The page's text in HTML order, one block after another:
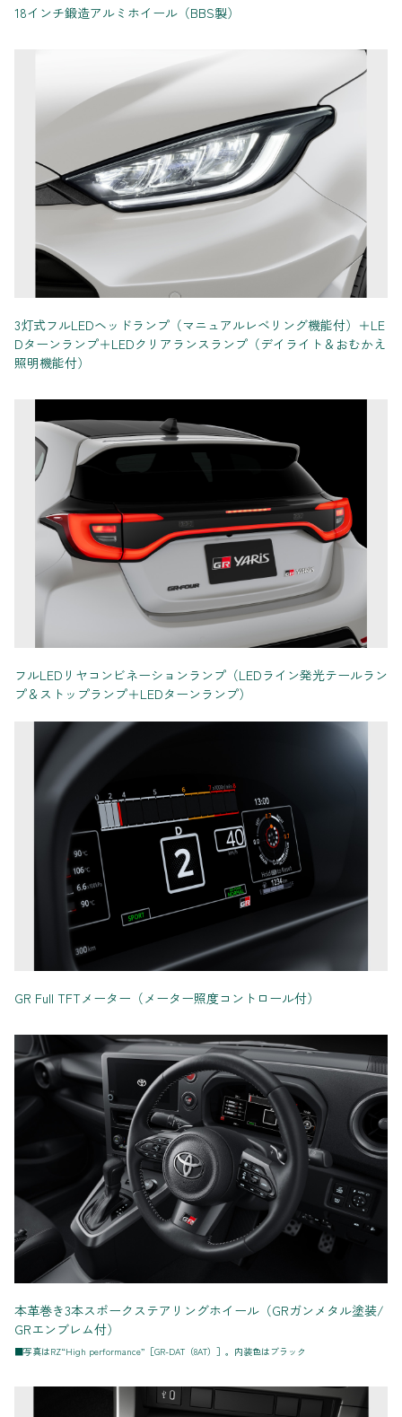
18インチ鍛造アルミホイール（BBS製）
3灯式フルLEDヘッドランプ（マニュアルレベリング機能付）＋LE
Dターンランプ＋LEDクリアランスランプ（デイライト＆おむかえ
照明機能付）
フルLEDリヤコンビネーションランプ（LEDライン発光テールラン
プ＆ストップランプ＋LEDターンランプ）
GR Full TFTメーター（メーター照度コントロール付）
本革巻き3本スポークステアリングホイール（GRガンメタル塗装/
GRエンブレム付）
■写真はRZ“High performance”［GR-DAT（8AT）］。内装色はブラック